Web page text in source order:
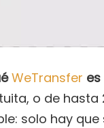
WeTransfer
o de hasta
solo hay